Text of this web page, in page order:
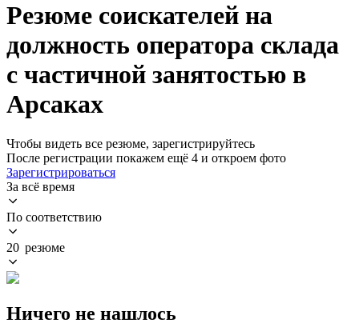
Резюме соискателей на
должность оператора склада
с частичной занятостью в
Арсаках
Чтобы видеть все резюме, зарегистрируйтесь
После регистрации покажем ещё 4 и откроем фото
Зарегистрироваться
За всё время
По соответствию
20 резюме
Ничего не нашлось